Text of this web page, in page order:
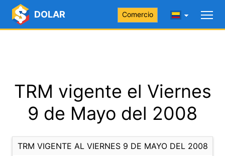
DOLAR Comercio
TRM vigente el Viernes
9 de Mayo del 2008
TRM VIGENTE AL VIERNES 9 DE MAYO DEL 2008